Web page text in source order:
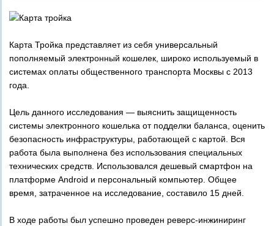
Карта Тройка представляет из себя универсальный
пополняемый электронный кошелек, широко используемый в
системах оплаты общественного транспорта Москвы с 2013
года.
Цель данного исследования — выяснить защищенность
системы электронного кошелька от подделки баланса, оценить
безопасность инфраструктуры, работающей с картой. Вся
работа была выполнена без использования специальных
технических средств. Использовался дешевый смартфон на
платформе Android и персональный компьютер. Общее
время, затраченное на исследование, составило 15 дней.
В ходе работы был успешно проведен реверс­-инжиниринг